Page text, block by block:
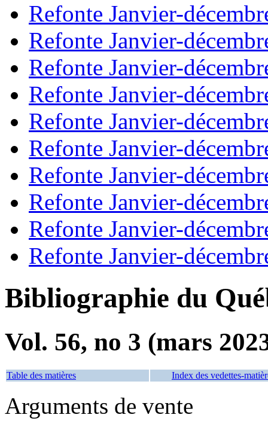
Refonte Janvier-
Refonte Janvier-
Refonte Janvier-
Refonte Janvier-
Refonte Janvier-
Refonte Janvier-
Refonte Janvier-
Refonte Janvier-
Refonte Janvier-
Refonte Janvier-
Bibliographie du
Vol. 56, no 3 (mars
Table des matières Index des vedettes-
Arguments de vente